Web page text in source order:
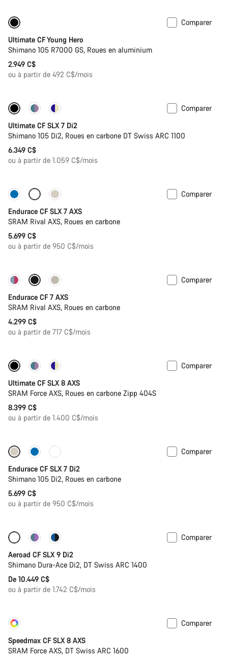
Comparer
Ultimate CF Young Hero
Shimano 105 R7000 GS, Roues en aluminium
2.949 C$
ou à partir de 492 C$/mois
Comparer
Ultimate CF SLX 7 Di2
Shimano 105 Di2, Roues en carbone DT Swiss ARC 1100
6.349 C$
ou à partir de 1.059 C$/mois
Disponible uniquement en L | XL
Comparer
Endurace CF SLX 7 AXS
SRAM Rival AXS, Roues en carbone
5.699 C$
ou à partir de 950 C$/mois
Comparer
Endurace CF 7 AXS
SRAM Rival AXS, Roues en carbone
4.299 C$
ou à partir de 717 C$/mois
Nouvelles disponibilités
Capteur de puissance
Comparer
Ultimate CF SLX 8 AXS
SRAM Force AXS, Roues en carbone Zipp 404S
8.399 C$
ou à partir de 1.400 C$/mois
Comparer
Endurace CF SLX 7 Di2
Shimano 105 Di2, Roues en carbone
5.699 C$
ou à partir de 950 C$/mois
Configurer
Comparer
Aeroad CF SLX 9 Di2
Shimano Dura-Ace Di2, DT Swiss ARC 1400
De 10.449 C$
ou à partir de 1.742 C$/mois
Comparer
Speedmax CF SLX 8 AXS
SRAM Force AXS, DT Swiss ARC 1600